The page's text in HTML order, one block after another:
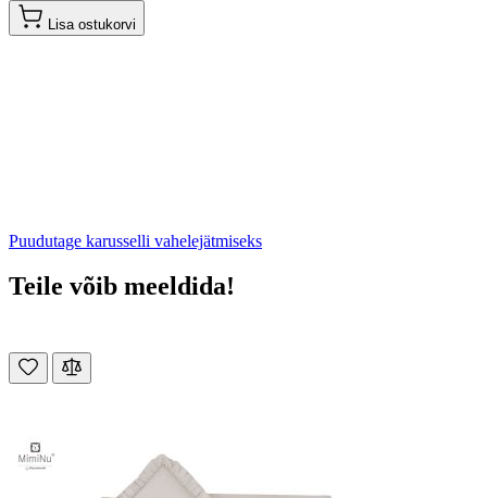
Lisa ostukorvi
Puudutage karusselli vahelejätmiseks
Teile võib meeldida!